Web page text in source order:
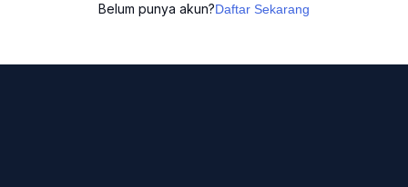
Belum punya akun?Daftar Sekarang